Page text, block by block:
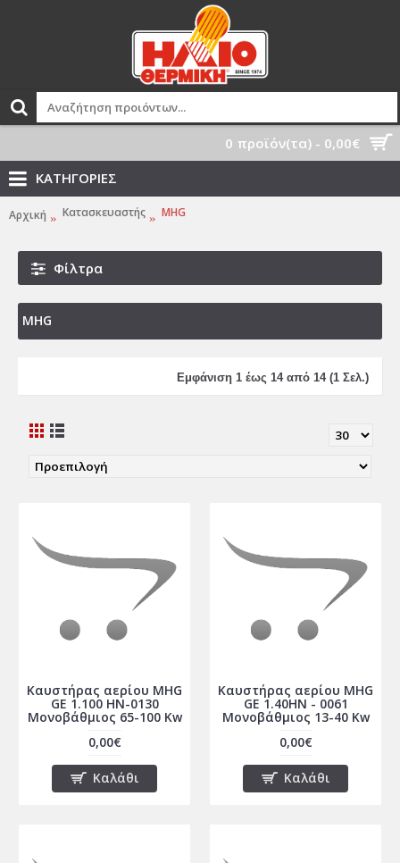
0 προϊόν(τα) - 0,00€
ΚΑΤΗΓΟΡΙΕΣ
Αρχική Κατασκευαστής MHG
Φίλτρα
MHG
Εμφάνιση 1 έως 14 από 14 (1 Σελ.)
Καυστήρας αερίου MHG
GE 1.100 HN-0130
Μονοβάθμιος 65-100 Kw
0,00€
Καλάθι
Καυστήρας αερίου MHG
GE 1.40HN - 0061
Μονοβάθμιος 13-40 Kw
0,00€
Καλάθι